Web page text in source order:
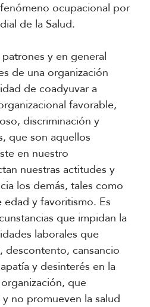
ocupacional por
de la Salud.
y en general
de una organización
de coadyuvar a
favorable,
discriminación y
que son aquellos
en nuestro
nuestras actitudes y
los demás, tales como
y favoritismo. Es
que impidan la
laborales que
descontento, cansancio
y desinterés en la
que
no promueven la salud